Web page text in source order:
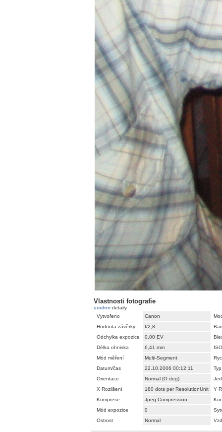
Vlastnosti fotografie
souhrn detaily
Vytvořeno
Canon
Hodnota závěrky
f/2,8
Odchylka expozice
0,00 EV
Délka ohniska
6,41 mm
ISO
Mód měření
Multi-Segment
Datum/čas
22.10.2006 00:12:11
Orientace
Normal (O deg)
X Rozlišení
180 dots per ResolutionUnit
Y
Komprese
Jpeg Compression
Mód expozice
0
Ostrost
Normal